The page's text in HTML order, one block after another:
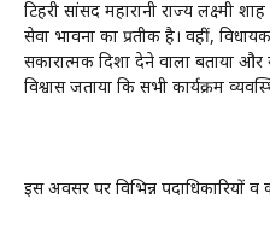
टिहरी सांसद महारानी राज्य लक्ष्मी
सेवा भावना का प्रतीक है। वहीं,
सकारात्मक दिशा देने वाला बताया
विश्वास जताया कि सभी कार्यक्रम
इस अवसर पर विभिन्न पदाधिकारियों व